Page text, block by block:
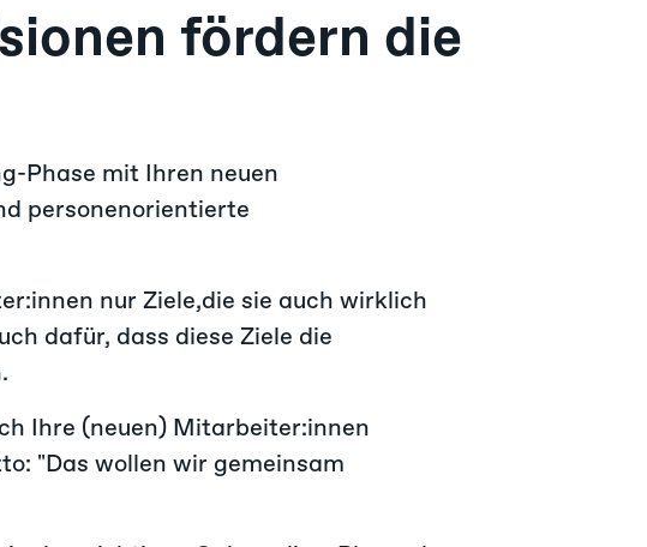
fördern die
Phase mit Ihren neuen
personenorientierte
nur Ziele,die sie auch wirklich
dafür, dass diese Ziele die
Ihre (neuen) Mitarbeiter:innen
"Das wollen wir gemeinsam